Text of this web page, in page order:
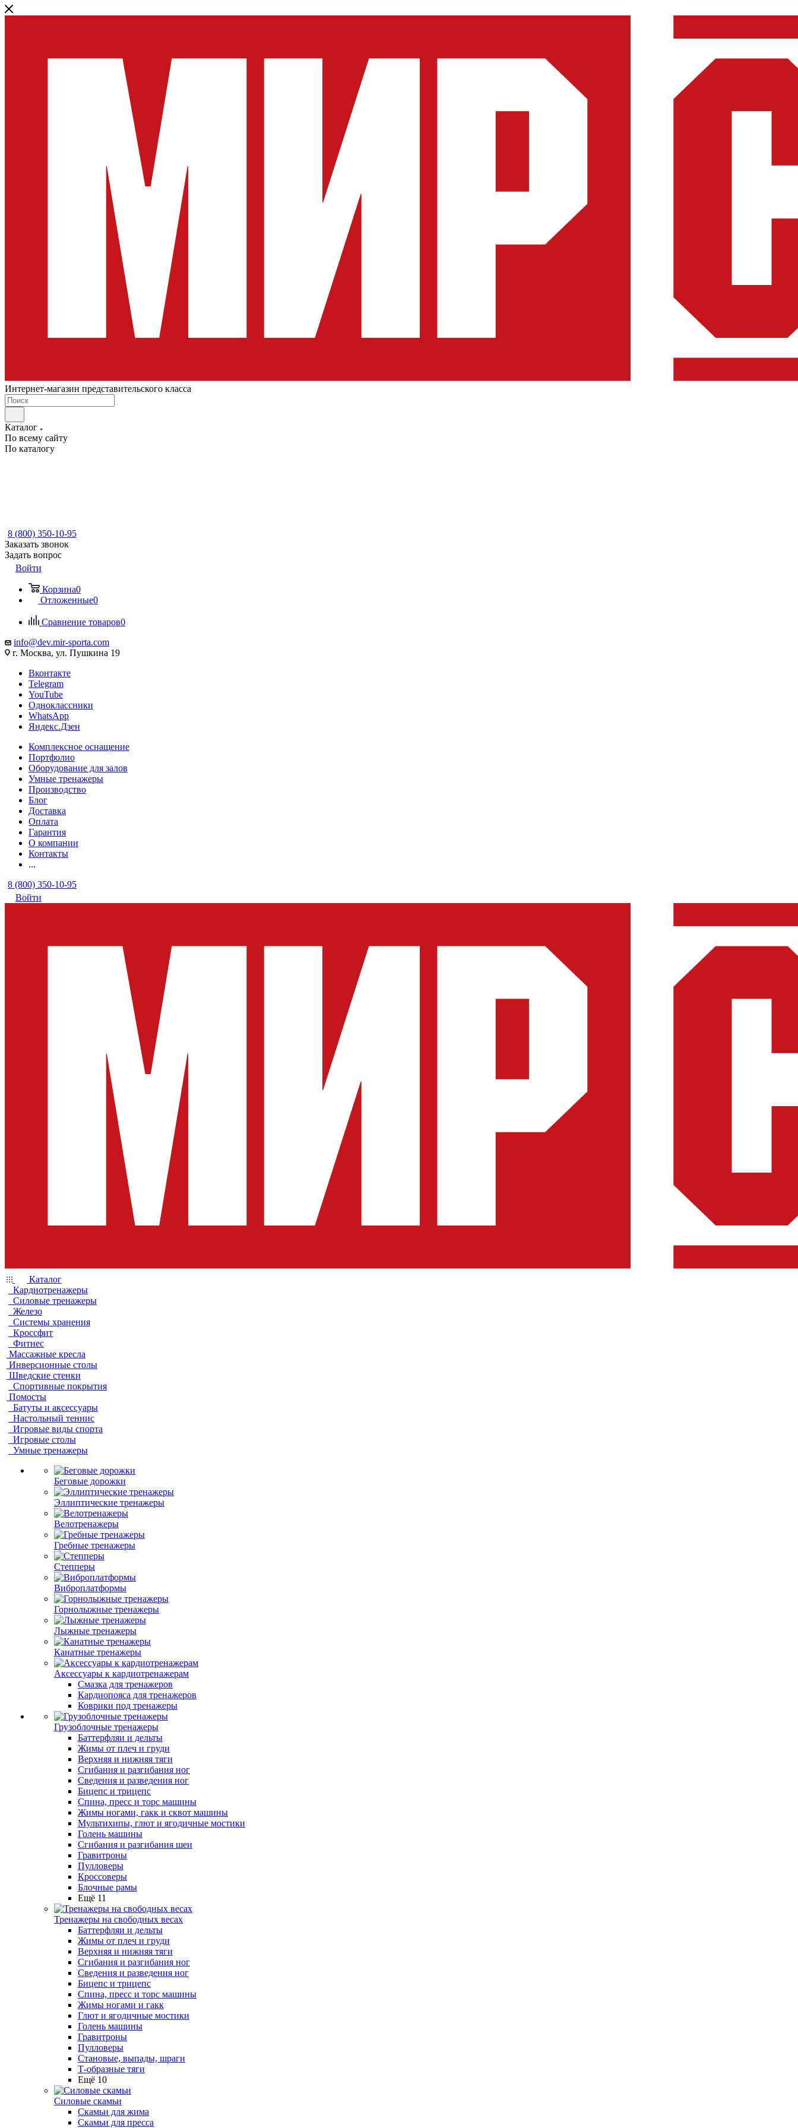
Интернет-магазин представительского класса
Каталог
По всему сайту
По каталогу
8 (800) 350-10-95
Заказать звонок
Задать вопрос
Войти
Корзина0
Отложенные0
Сравнение товаров0
info@dev.mir-sporta.com
г. Москва, ул. Пушкина 19
Вконтакте
Telegram
YouTube
Одноклассники
WhatsApp
Яндекс.Дзен
Комплексное оснащение
Портфолио
Оборудование для залов
Умные тренажеры
Производство
Блог
Доставка
Оплата
Гарантия
О компании
Контакты
...
8 (800) 350-10-95
Войти
Каталог
Кардиотренажеры
Силовые тренажеры
Железо
Системы хранения
Кроссфит
Фитнес
Массажные кресла
Инверсионные столы
Шведские стенки
Спортивные покрытия
Помосты
Батуты и аксессуары
Настольный теннис
Игровые виды спорта
Игровые столы
Умные тренажеры
Беговые дорожки
Эллиптические тренажеры
Велотренажеры
Гребные тренажеры
Степперы
Виброплатформы
Горнолыжные тренажеры
Лыжные тренажеры
Канатные тренажеры
Аксессуары к кардиотренажерам
Смазка для тренажеров
Кардиопояса для тренажеров
Коврики под тренажеры
Грузоблочные тренажеры
Баттерфляи и дельты
Жимы от плеч и груди
Верхняя и нижняя тяги
Сгибания и разгибания ног
Сведения и разведения ног
Бицепс и трицепс
Спина, пресс и торс машины
Жимы ногами, гакк и сквот машины
Мультихипы, глют и ягодичные мостики
Голень машины
Сгибания и разгибания шеи
Гравитроны
Пулловеры
Кроссоверы
Блочные рамы
Ещё 11
Тренажеры на свободных весах
Баттерфляи и дельты
Жимы от плеч и груди
Верхняя и нижняя тяги
Сгибания и разгибания ног
Сведения и разведения ног
Бицепс и трицепс
Спина, пресс и торс машины
Жимы ногами и гакк
Глют и ягодичные мостики
Голень машины
Гравитроны
Пулловеры
Становые, выпады, шраги
Т-образные тяги
Ещё 10
Силовые скамьи
Скамьи для жима
Скамьи для пресса